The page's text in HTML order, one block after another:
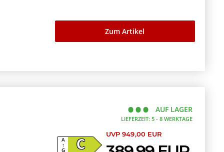
Zum Artikel
AUF LAGER
LIEFERZEIT: 5 - 8 WERKTAGE
C
A
↑
G
UVP 949,00 EUR